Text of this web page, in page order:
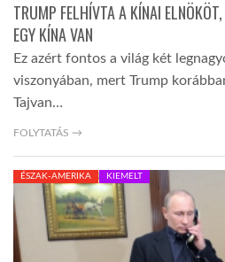
TRUMP FELHÍVTA A KÍNAI
EGY KÍNA VAN
Ez azért fontos a világ két
viszonyában, mert Trump
Tajvan…
FOLYTATÁS →
ÉSZAK-AMERIKA KIEMELT